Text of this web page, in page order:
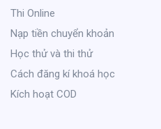
Thi Online
Nạp tiền chuyển khoản
Học thử và thi thử
Cách đăng kí khoá học
Kích hoạt COD